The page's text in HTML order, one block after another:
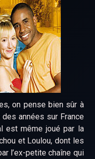
on pense bien sûr à
années sur France
est même joué par la
et Loulou, dont les
l’ex-petite chaîne qui